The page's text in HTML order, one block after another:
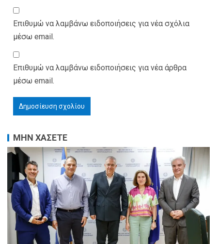
Επιθυμώ να λαμβάνω ειδοποιήσεις για νέα σχόλια
μέσω email.
Επιθυμώ να λαμβάνω ειδοποιήσεις για νέα άρθρα
μέσω email.
ΜΗΝ ΧΑΣΕΤΕ